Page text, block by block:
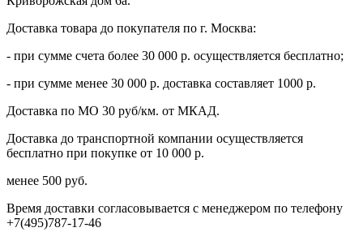
Доставка товара до покупателя по г. Москва:
- при сумме счета более 30 000 р. осуществляется бесплатно;
- при сумме менее 30 000 р. доставка составляет 1000 р.
Доставка по МО 30 руб/км. от МКАД.
Доставка до транспортной компании осуществляется
бесплатно при покупке от 10 000 р.
менее 500 руб.
Время доставки согласовывается с менеджером по телефону
+7(495)787-17-46